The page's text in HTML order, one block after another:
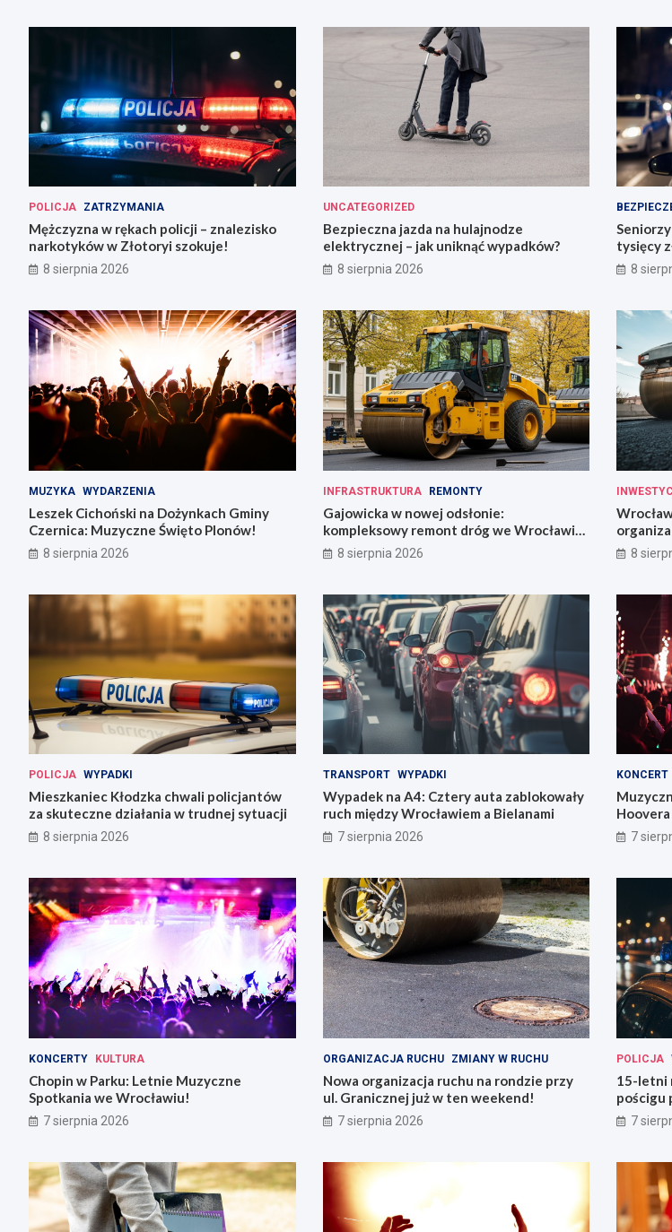
POLICJA ZATRZYMANIA
Mężczyzna w rękach policji – znalezisko
narkotyków w Złotoryi szokuje!
8 sierpnia 2026
UNCATEGORIZED
Bezpieczna jazda na hulajnodze
elektrycznej – jak uniknąć wypadków?
8 sierpnia 2026
tysięcy
8
MUZYKA WYDARZENIA
Leszek Cichoński na Dożynkach Gminy
Czernica: Muzyczne Święto Plonów!
8 sierpnia 2026
INFRASTRUKTURA REMONTY
Gajowicka w nowej odsłonie:
kompleksowy remont dróg we Wrocławiu
w 18 tygodni!
8 sierpnia 2026 8
POLICJA WYPADKI
Mieszkaniec Kłodzka chwali policjantów
za skuteczne działania w trudnej sytuacji
8 sierpnia 2026
TRANSPORT WYPADKI
Wypadek na A4: Cztery auta zablokowały
ruch między Wrocławiem a Bielanami
7 sierpnia 2026
KONCERT
7
KONCERTY KULTURA
Chopin w Parku: Letnie Muzyczne
Spotkania we Wrocławiu!
7 sierpnia 2026
ORGANIZACJA RUCHU ZMIANY W RUCHU
Nowa organizacja ruchu na rondzie przy
ul. Granicznej już w ten weekend!
7 sierpnia 2026
POLICJA
15-letni
pościgu
Lwówku
7